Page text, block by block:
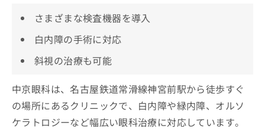
さまざまな検査機器を導入
白内障の手術に対応
斜視の治療も可能
中京眼科は、名古屋鉄道常滑線神宮前駅から徒歩すぐ
の場所にあるクリニックで、白内障や緑内障、オルソ
ケラトロジーなど幅広い眼科治療に対応しています。